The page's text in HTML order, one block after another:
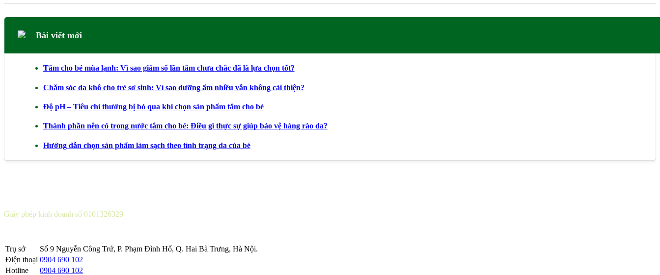
Bài viết mới
Tắm cho bé mùa lạnh: Vì sao giảm số lần tắm chưa chắc đã là lựa chọn tốt?
Chăm sóc da khô cho trẻ sơ sinh: Vì sao dưỡng ẩm nhiều vẫn không cải thiện?
Độ pH – Tiêu chí thường bị bỏ qua khi chọn sản phẩm tắm cho bé
Thành phần nên có trong nước tắm cho bé: Điều gì thực sự giúp bảo vệ hàng rào da?
Hướng dẫn chọn sản phẩm làm sạch theo tình trạng da của bé
Giấy phép kinh doanh số 0101326329
Trụ sở
Số 9 Nguyễn Công Trứ, P. Phạm Đình Hổ, Q. Hai Bà Trưng, Hà Nội.
Điện thoại 0904 690 102
Hotline
0904 690 102